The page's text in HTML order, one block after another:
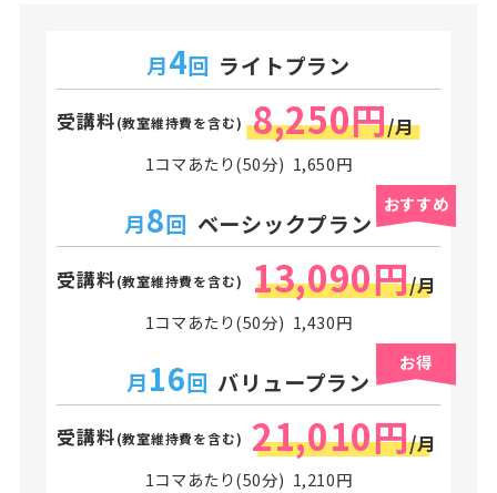
月4回 ライトプラン
受講料(教室維持費を含む) 8,250円/月
1コマあたり(50分) 1,650円
おすすめ
月8回 ベーシックプラン
受講料(教室維持費を含む) 13,090円/月
1コマあたり(50分) 1,430円
お得
月16回 バリュープラン
受講料(教室維持費を含む) 21,010円/月
1コマあたり(50分) 1,210円